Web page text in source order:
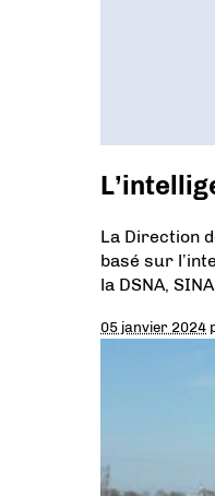
La Direction
basé sur
la DSNA,
05 janvier 2024